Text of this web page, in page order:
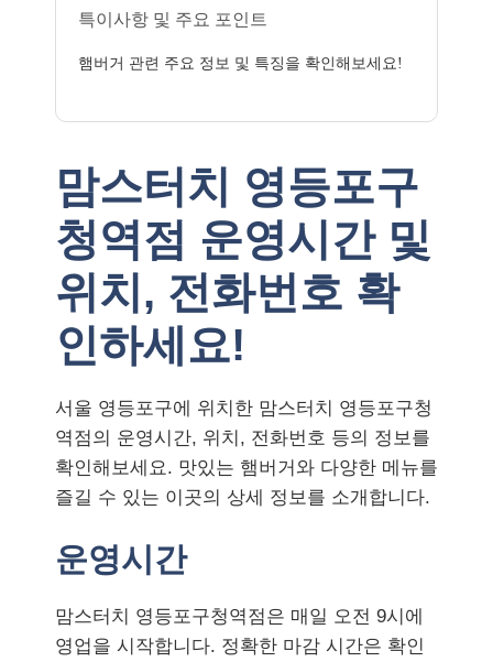
특이사항 및 주요 포인트
햄버거 관련 주요 정보 및 특징을 확인해보세요!
맘스터치 영등포구
청역점 운영시간 및
위치, 전화번호 확
인하세요!
서울 영등포구에 위치한 맘스터치 영등포구청
역점의 운영시간, 위치, 전화번호 등의 정보를
확인해보세요. 맛있는 햄버거와 다양한 메뉴를
즐길 수 있는 이곳의 상세 정보를 소개합니다.
운영시간
맘스터치 영등포구청역점은 매일 오전 9시에
영업을 시작합니다. 정확한 마감 시간은 확인